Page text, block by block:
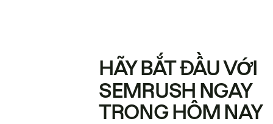
HÃY BẮT ĐẦU VỚI
SEMRUSH NGAY
TRONG HÔM NAY